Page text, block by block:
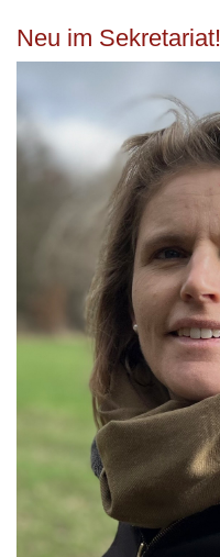
Neu im Sekretariat!